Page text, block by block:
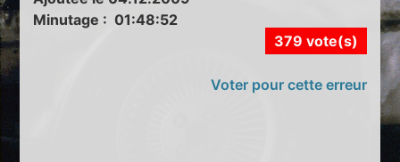
Minutage : 01:48:52
379 vote(s)
Voter pour cette erreur